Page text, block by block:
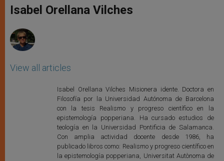
p
p
g
e
o
k
r
Isabel Orellana Vilches
View all articles
Isabel Orellana Vilches Misionera idente. Doctora en
Filosofía por la Universidad Autónoma de Barcelona
con la tesis Realismo y progreso científico en la
epistemología popperiana. Ha cursado estudios de
teología en la Universidad Pontificia de Salamanca.
Con amplia actividad docente desde 1986, ha
publicado libros como: Realismo y progreso científico en
la epistemología popperiana, Universitat Autònoma de